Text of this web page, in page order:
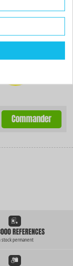
-82%
Commander
REFERENCES
stock permanent